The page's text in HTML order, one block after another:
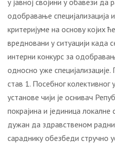
у јавној својини у обавези да
одобравање специјализација
критеријуме на основу којих
вредновани у ситуацији када
интерни конкурс за
односно уже
став 1. Посебног колективног
установе чији је оснивач
покрајина и јединица локалне
дужан да здравственом
сараднику обезбеди стручно